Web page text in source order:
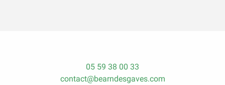
05 59 38 00 33
contact@bearndesgaves.com